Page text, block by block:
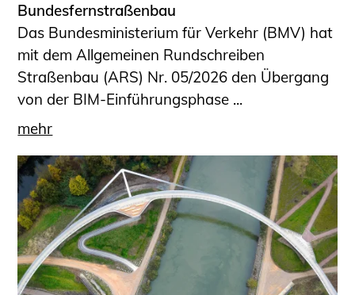
Bundesfernstraßenbau
Das Bundesministerium für Verkehr (BMV) hat
mit dem Allgemeinen Rundschreiben
Straßenbau (ARS) Nr. 05/2026 den Übergang
von der BIM-Einführungsphase ...
mehr